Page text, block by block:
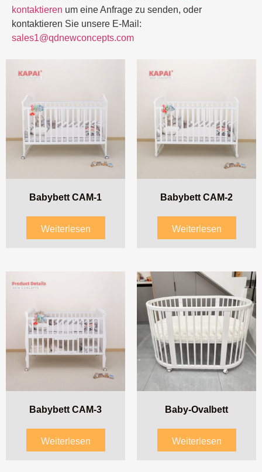
kontaktieren um eine Anfrage zu senden, oder
kontaktieren Sie unsere E-Mail:
sales1@qdnewconcepts.com
Babybett CAM-1
Weiterlesen
Babybett CAM-2
Weiterlesen
Babybett CAM-3
Weiterlesen
Baby-Ovalbett
Weiterlesen